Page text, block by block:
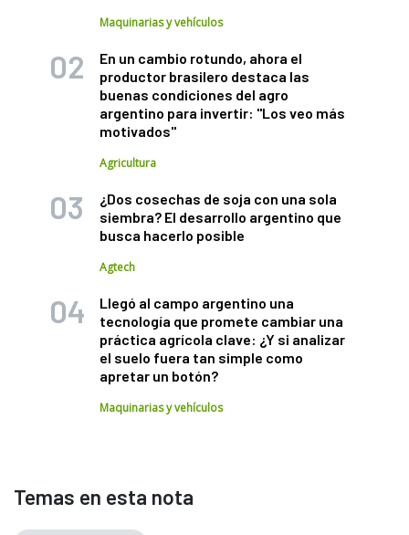
Maquinarias y vehículos
En un cambio rotundo, ahora el
productor brasilero destaca las
buenas condiciones del agro
argentino para invertir: "Los veo más
motivados"
Agricultura
¿Dos cosechas de soja con una sola
siembra? El desarrollo argentino que
busca hacerlo posible
Agtech
Llegó al campo argentino una
tecnología que promete cambiar una
práctica agrícola clave: ¿Y si analizar
el suelo fuera tan simple como
apretar un botón?
Maquinarias y vehículos
Temas en esta nota